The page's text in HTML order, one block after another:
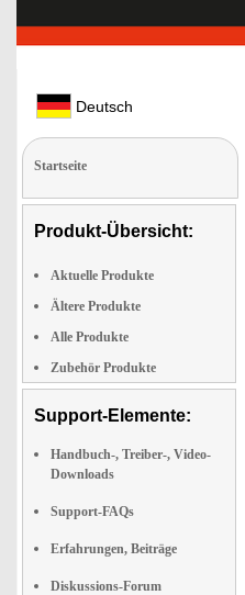
Deutsch
Startseite
Produkt-Übersicht:
Aktuelle Produkte
Ältere Produkte
Alle Produkte
Zubehör Produkte
Support-Elemente:
Handbuch-, Treiber-, Video-
Downloads
Support-FAQs
Erfahrungen, Beiträge
Diskussions-Forum